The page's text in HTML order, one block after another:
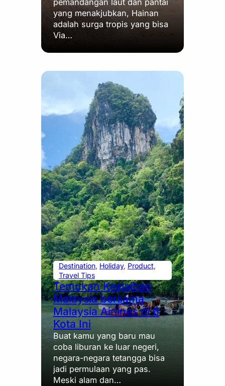
pemandangan laut dan pantai
yang menakjubkan, Hainan
adalah surga tropis yang bisa
Via…
Destination, Holiday, Product
Travel Tips
Temukan Keajaiban
Malaysia bersama
Malaysia Airlines di 6
Kota Ini
Buat kamu yang baru mau
coba liburan ke luar negeri,
negara-negara tetangga bisa
jadi permulaan yang pas.
Meski alam dan…